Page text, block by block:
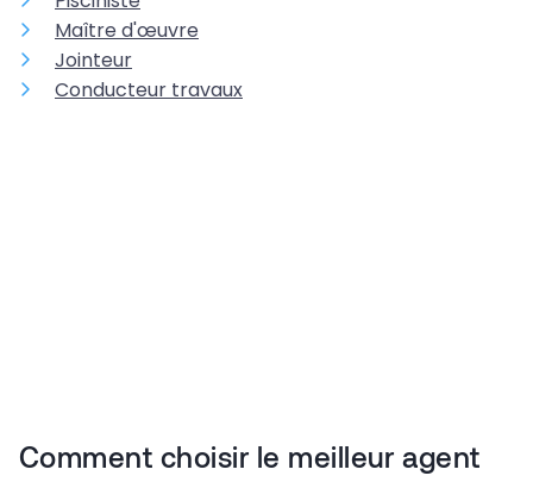
Maître d'œuvre
Jointeur
Conducteur travaux
Comment choisir le meilleur agent